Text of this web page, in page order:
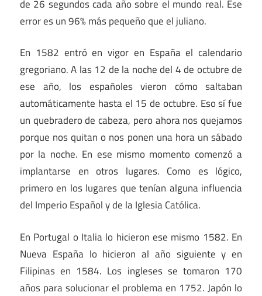
de 26 segundos cada año sobre el mundo real. Ese
error es un 96% más pequeño que el juliano.
En 1582 entró en vigor en España el calendario
gregoriano. A las 12 de la noche del 4 de octubre de
ese año, los españoles vieron cómo saltaban
automáticamente hasta el 15 de octubre. Eso sí fue
un quebradero de cabeza, pero ahora nos quejamos
porque nos quitan o nos ponen una hora un sábado
por la noche. En ese mismo momento comenzó a
implantarse en otros lugares. Como es lógico,
primero en los lugares que tenían alguna influencia
del Imperio Español y de la Iglesia Católica.
En Portugal o Italia lo hicieron ese mismo 1582. En
Nueva España lo hicieron al año siguiente y en
Filipinas en 1584. Los ingleses se tomaron 170
años para solucionar el problema en 1752. Japón lo